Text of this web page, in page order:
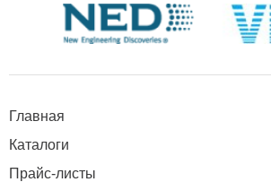
Главная
Каталоги
Прайс-листы